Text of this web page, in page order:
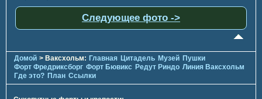
Следующее фото ->
Домой > Ваксхольм: Главная Цитадель Музей Пушки
Форт Фредриксборг Форт Бювикc Редут Риндо Линия Ваксхольм
Где это? План Ссылки